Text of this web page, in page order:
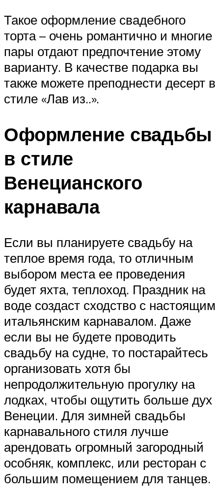
Такое оформление свадебного
торта – очень романтично и многие
пары отдают предпочтение этому
варианту. В качестве подарка вы
также можете преподнести десерт в
стиле «Лав из..».
Оформление свадьбы
в стиле
Венецианского
карнавала
Если вы планируете свадьбу на
теплое время года, то отличным
выбором места ее проведения
будет яхта, теплоход. Праздник на
воде создаст сходство с настоящим
итальянским карнавалом. Даже
если вы не будете проводить
свадьбу на судне, то постарайтесь
организовать хотя бы
непродолжительную прогулку на
лодках, чтобы ощутить больше дух
Венеции. Для зимней свадьбы
карнавального стиля лучше
арендовать огромный загородный
особняк, комплекс, или ресторан с
большим помещением для танцев.